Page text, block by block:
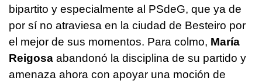
bipartito y especialmente al PSdeG, que ya de
por sí no atraviesa en la ciudad de Besteiro por
el mejor de sus momentos. Para colmo, María
Reigosa abandonó la disciplina de su partido y
amenaza ahora con apoyar una moción de